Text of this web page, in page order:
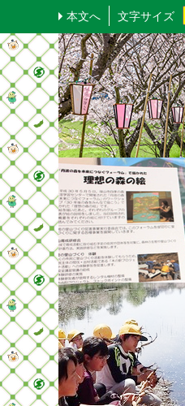
本文へ 文字サイズ